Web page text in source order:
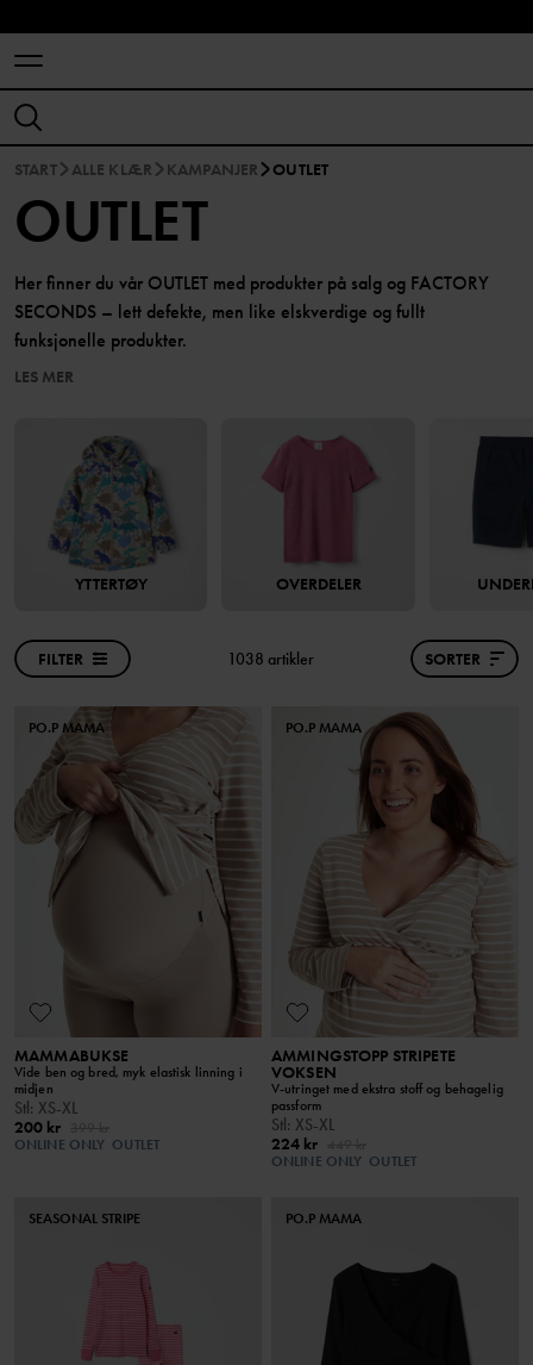
START ALLE KLÆR KAMPANJER OUTLET
OUTLET
Her finner du vår OUTLET med produkter på salg og FACTORY
SECONDS – lett defekte, men like elskverdige og fullt
funksjonelle produkter.
LES MER
YTTERTØY OVERDELER
FILTER 1038 artikler SORTER
PO.P MAMA
MAMMABUKSE
Vide ben og bred, myk elastisk linning i
midjen
Stl: XS-XL
200 kr
ONLINE ONLY OUTLET
PO.P MAMA
AMMINGSTOPP STRIPETE
VOKSEN
V-utringet med ekstra stoff og behagelig
passform
Stl: XS-XL
224 kr
ONLINE ONLY OUTLET
SEASONAL STRIPE PO.P MAMA